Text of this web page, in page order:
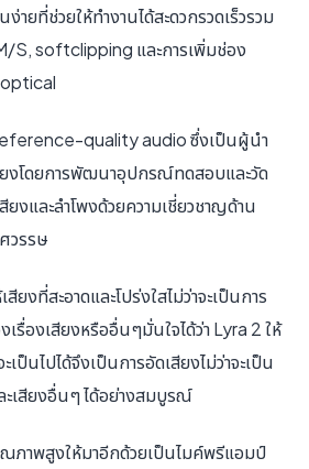
ายที่ช่วยให้ทํางานได้สะดวกรวดเร็วรวม
S, softclipping และการเพิ่มช่อง
quality audio ซึ่งเป็นผู้นํา
ยงโดยการพัฒนาอุปกรณ์ทดสอบและวัด
งและลําโพงด้วยความเชี่ยวชาญด้าน
วรรษ
งที่สะอาดและโปร่งใสไม่ว่าจะเป็นการ
รื่องเสียงหรืออื่นๆมั่นใจได้ว่า Lyra 2 ให้
ป็นไปได้จึงเป็นการอัดเสียงไม่ว่าจะเป็น
เสียงอื่นๆ ได้อย่างสมบูรณ์
ภาพสูงให้มาอีกด้วยเป็นไมค์พรีแอมป์